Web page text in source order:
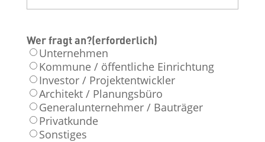
Wer fragt an?(erforderlich)
Unternehmen
Kommune / öffentliche Einrichtung
Investor / Projektentwickler
Architekt / Planungsbüro
Generalunternehmer / Bauträger
Privatkunde
Sonstiges